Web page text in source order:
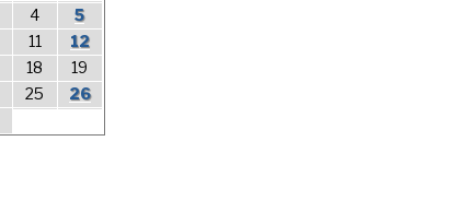
4
5
11
12
18
19
25
26